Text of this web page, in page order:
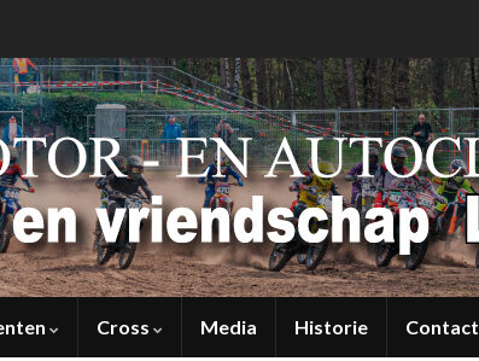
Cross Media Historie Contact